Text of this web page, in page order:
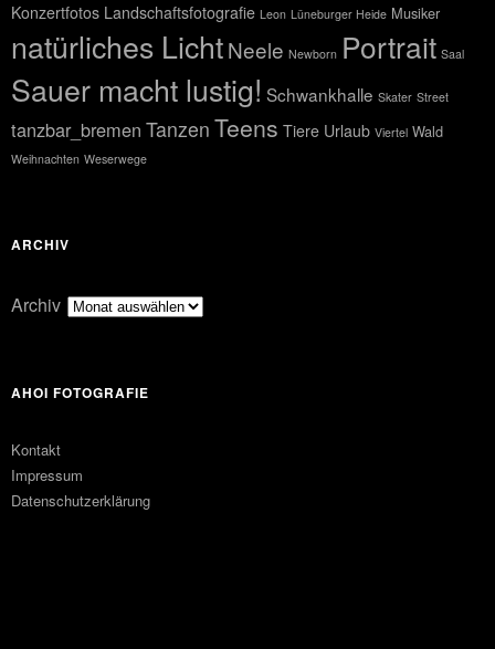
Konzertfotos Landschaftsfotografie Leon Lüneburger Heide Musiker
natürliches LichtNeele Newborn Portrait Saal
Sauer macht lustig! Schwankhalle Skater Street
tanzbar_bremen Tanzen Teens Tiere Urlaub Viertel Wald
Weihnachten Weserwege
ARCHIV
Archiv
AHOI FOTOGRAFIE
Kontakt
Impressum
Datenschutzerklärung